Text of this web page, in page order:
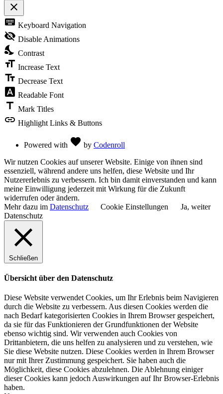
close
Toggle
the
visibility
of
Accessibility
Toolbar
keyboard Keyboard Navigation
visibility_off Disable Animations
nights_stay Contrast
format_size Increase Text
text_fields Decrease Text
font_download Readable Font
title Mark Titles
link Highlight Links & Buttons
Powered with favorite by Codenroll
Wir nutzen Cookies auf unserer Website. Einige von ihnen sind
essenziell, während andere uns helfen, diese Website und Ihr
Nutzererlebnis zu verbessern. Ich bin damit einverstanden und kann
meine Einwilligung jederzeit mit Wirkung für die Zukunft
widerrufen oder ändern.
Mehr dazu im Datenschutz Cookie Einstellungen
Ja, weiter
Datenschutz
Schließen
Übersicht über den Datenschutz
Diese Website verwendet Cookies, um Ihr Erlebnis beim Navigieren
durch die Website zu verbessern. Aus diesen Cookies werden die
nach Bedarf kategorisierten Cookies in Ihrem Browser gespeichert,
da sie für das Funktionieren der Grundfunktionen der Website
ebenso wichtig sind. Wir verwenden auch Cookies von
Drittanbietern, die uns helfen zu analysieren und zu verstehen, wie
Sie diese Website nutzen. Diese Cookies werden in Ihrem Browser
nur mit Ihrer Zustimmung gespeichert. Sie haben auch die
Möglichkeit, diese Cookies abzulehnen. Die Ablehnung einiger
dieser Cookies kann jedoch Auswirkungen auf Ihr Browser-Erlebnis
haben.